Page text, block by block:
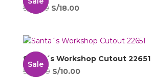
S/
31.00 El
era:
S/31.00.
S/18.00El
es:
S/18.00.
Sale
Santa´s Workshop Cutout 22651
S/
22.00 El
S/10.00El